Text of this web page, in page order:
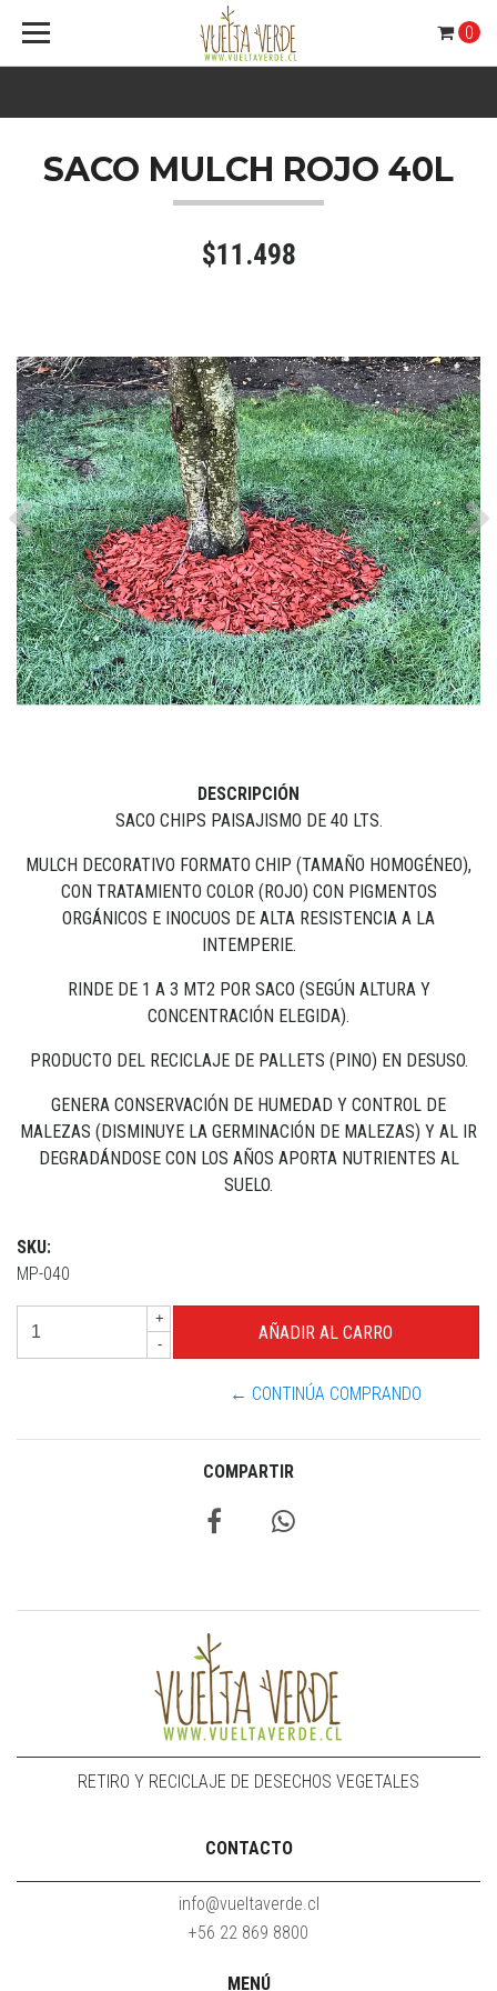
0
SACO MULCH ROJO 40L
$11.498
Previous
DESCRIPCIÓN
SACO CHIPS PAISAJISMO DE 40 LTS.
MULCH DECORATIVO FORMATO CHIP (TAMAÑO HOMOGÉNEO),
CON TRATAMIENTO COLOR (ROJO) CON PIGMENTOS
ORGÁNICOS E INOCUOS DE ALTA RESISTENCIA A LA
INTEMPERIE.
RINDE DE 1 A 3 MT2 POR SACO (SEGÚN ALTURA Y
CONCENTRACIÓN ELEGIDA).
PRODUCTO DEL RECICLAJE DE PALLETS (PINO) EN DESUSO.
GENERA CONSERVACIÓN DE HUMEDAD Y CONTROL DE
MALEZAS (DISMINUYE LA GERMINACIÓN DE MALEZAS) Y AL IR
DEGRADÁNDOSE CON LOS AÑOS APORTA NUTRIENTES AL
SUELO.
SKU:
MP-040
+
-
← CONTINÚA COMPRANDO
COMPARTIR
RETIRO Y RECICLAJE DE DESECHOS VEGETALES
CONTACTO
info@vueltaverde.cl
‭+56 22 869 8800‬
MENÚ